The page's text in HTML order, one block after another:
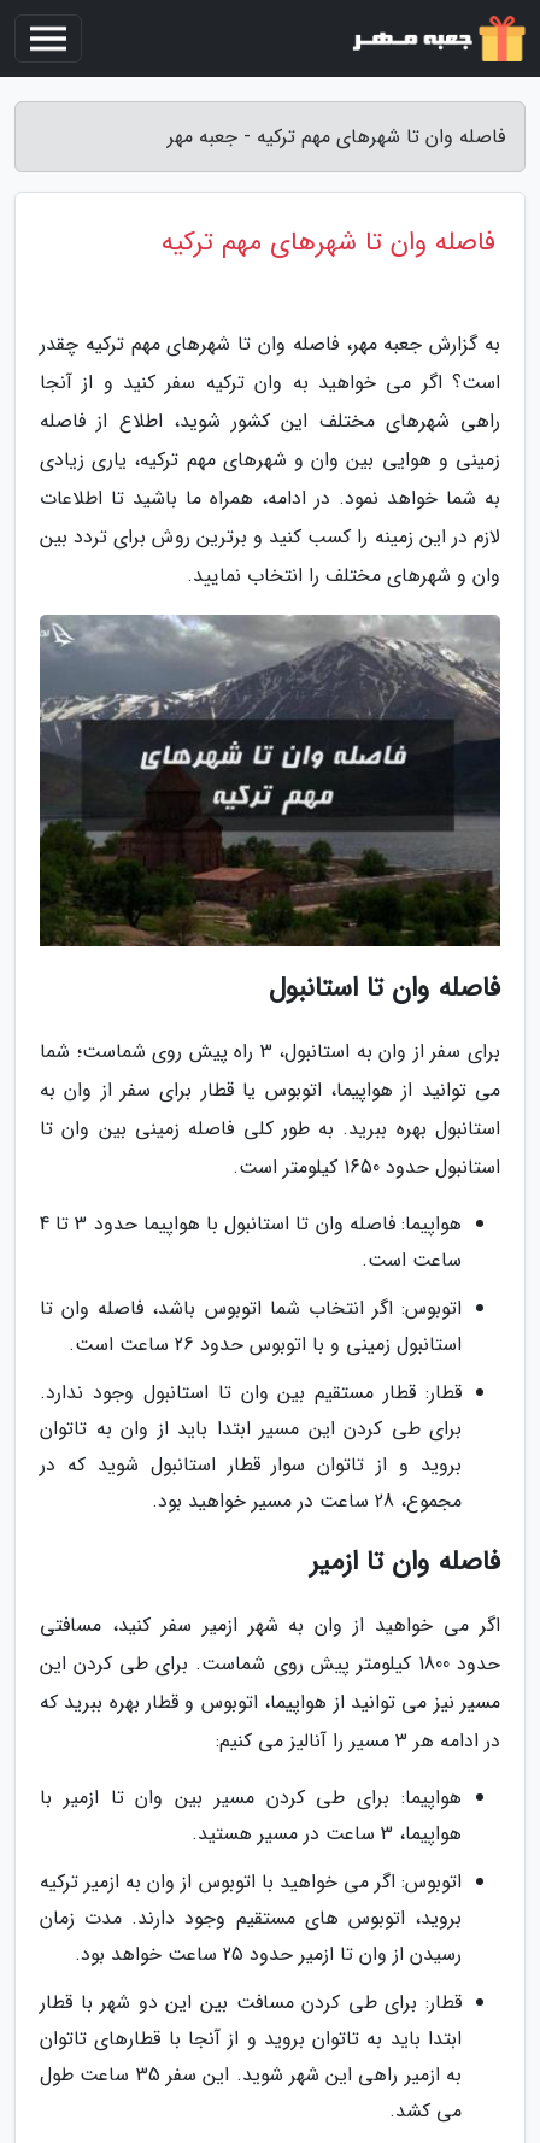
فاصله وان تا شهرهای مهم ترکیه - جعبه مهر
فاصله وان تا شهرهای مهم ترکیه
به گزارش جعبه مهر، فاصله وان تا شهرهای مهم ترکیه چقدر
است؟ اگر می خواهید به وان ترکیه سفر کنید و از آنجا
راهی شهرهای مختلف این کشور شوید، اطلاع از فاصله
زمینی و هوایی بین وان و شهرهای مهم ترکیه، یاری زیادی
به شما خواهد نمود. در ادامه، همراه ما باشید تا اطلاعات
لازم در این زمینه را کسب کنید و برترین روش برای تردد بین
وان و شهرهای مختلف را انتخاب نمایید.
فاصله وان تا استانبول
برای سفر از وان به استانبول، 3 راه پیش روی شماست؛ شما
می توانید از هواپیما، اتوبوس یا قطار برای سفر از وان به
استانبول بهره ببرید. به طور کلی فاصله زمینی بین وان تا
استانبول حدود 1650 کیلومتر است.
هواپیما: فاصله وان تا استانبول با هواپیما حدود 3 تا 4
ساعت است.
اتوبوس: اگر انتخاب شما اتوبوس باشد، فاصله وان تا
استانبول زمینی و با اتوبوس حدود 26 ساعت است.
قطار: قطار مستقیم بین وان تا استانبول وجود ندارد.
برای طی کردن این مسیر ابتدا باید از وان به تاتوان
بروید و از تاتوان سوار قطار استانبول شوید که در
مجموع، 28 ساعت در مسیر خواهید بود.
فاصله وان تا ازمیر
اگر می خواهید از وان به شهر ازمیر سفر کنید، مسافتی
حدود 1800 کیلومتر پیش روی شماست. برای طی کردن این
مسیر نیز می توانید از هواپیما، اتوبوس و قطار بهره ببرید که
در ادامه هر 3 مسیر را آنالیز می کنیم:
هواپیما: برای طی کردن مسیر بین وان تا ازمیر با
هواپیما، 3 ساعت در مسیر هستید.
اتوبوس: اگر می خواهید با اتوبوس از وان به ازمیر ترکیه
بروید، اتوبوس های مستقیم وجود دارند. مدت زمان
رسیدن از وان تا ازمیر حدود 25 ساعت خواهد بود.
قطار: برای طی کردن مسافت بین این دو شهر با قطار
ابتدا باید به تاتوان بروید و از آنجا با قطارهای تاتوان
به ازمیر راهی این شهر شوید. این سفر 35 ساعت طول
می کشد.